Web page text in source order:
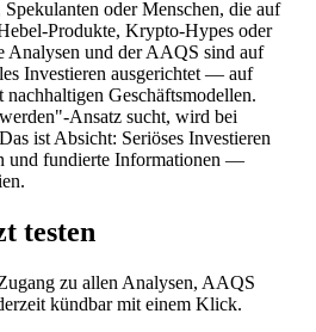
oder Menschen, die auf
Produkte, Krypto-Hypes oder
Analysen und der AAQS sind auf
Investieren ausgerichtet — auf
Geschäftsmodellen.
Ansatz sucht, wird bei
ist Absicht: Seriöses Investieren
und fundierte Informationen —
testen
zu allen Analysen, AAQS
kündbar mit einem Klick.